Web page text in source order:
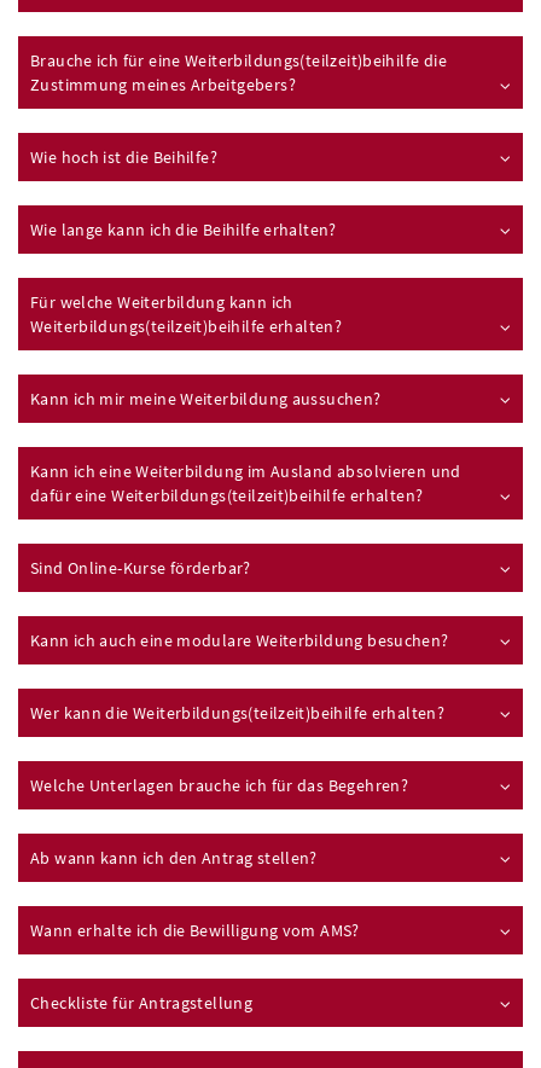
Brauche ich für eine Weiterbildungs(teilzeit)beihilfe die
Zustimmung meines Arbeitgebers?
Wie hoch ist die Beihilfe?
Wie lange kann ich die Beihilfe erhalten?
Für welche Weiterbildung kann ich
Weiterbildungs(teilzeit)beihilfe erhalten?
Kann ich mir meine Weiterbildung aussuchen?
Kann ich eine Weiterbildung im Ausland absolvieren und
dafür eine Weiterbildungs(teilzeit)beihilfe erhalten?
Sind Online-Kurse förderbar?
Kann ich auch eine modulare Weiterbildung besuchen?
Wer kann die Weiterbildungs(teilzeit)beihilfe erhalten?
Welche Unterlagen brauche ich für das Begehren?
Ab wann kann ich den Antrag stellen?
Wann erhalte ich die Bewilligung vom AMS?
Checkliste für Antragstellung